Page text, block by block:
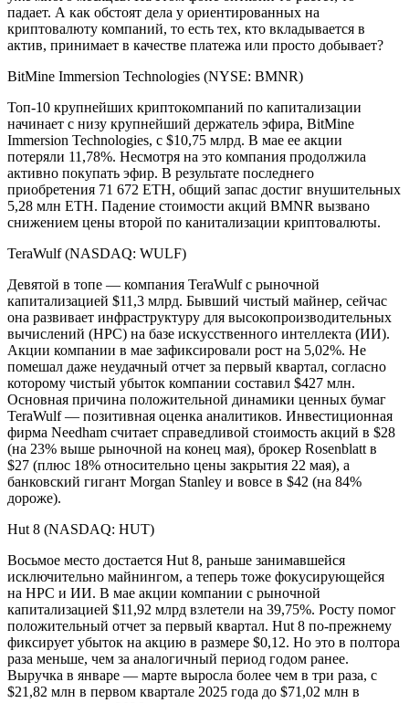
падает. А как обстоят дела у ориентированных на
криптовалюту компаний, то есть тех, кто вкладывается в
актив, принимает в качестве платежа или просто добывает?
BitMine Immersion Technologies (NYSE: BMNR)
Топ-10 крупнейших криптокомпаний по капитализации
начинает с низу крупнейший держатель эфира, BitMine
Immersion Technologies, с $10,75 млрд. В мае ее акции
потеряли 11,78%. Несмотря на это компания продолжила
активно покупать эфир. В результате последнего
приобретения 71 672 ETH, общий запас достиг внушительных
5,28 млн ETH. Падение стоимости акций BMNR вызвано
снижением цены второй по канитализации криптовалюты.
TeraWulf (NASDAQ: WULF)
Девятой в топе — компания TeraWulf с рыночной
капитализацией $11,3 млрд. Бывший чистый майнер, сейчас
она развивает инфраструктуру для высокопроизводительных
вычислений (HPC) на базе искусственного интеллекта (ИИ).
Акции компании в мае зафиксировали рост на 5,02%. Не
помешал даже неудачный отчет за первый квартал, согласно
которому чистый убыток компании составил $427 млн.
Основная причина положительной динамики ценных бумаг
TeraWulf — позитивная оценка аналитиков. Инвестиционная
фирма Needham считает справедливой стоимость акций в $28
(на 23% выше рыночной на конец мая), брокер Rosenblatt в
$27 (плюс 18% относительно цены закрытия 22 мая), а
банковский гигант Morgan Stanley и вовсе в $42 (на 84%
дороже).
Hut 8 (NASDAQ: HUT)
Восьмое место достается Hut 8, раньше занимавшейся
исключительно майнингом, а теперь тоже фокусирующейся
на HPC и ИИ. В мае акции компании с рыночной
капитализацией $11,92 млрд взлетели на 39,75%. Росту помог
положительный отчет за первый квартал. Hut 8 по-прежнему
фиксирует убыток на акцию в размере $0,12. Но это в полтора
раза меньше, чем за аналогичный период годом ранее.
Выручка в январе — марте выросла более чем в три раза, с
$21,82 млн в первом квартале 2025 года до $71,02 млн в